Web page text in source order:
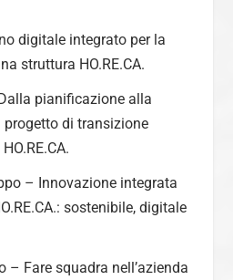
digitale integrato per la
struttura HO.RE.CA.
pianificazione alla
di transizione
– Innovazione integrata
sostenibile, digitale
– Fare squadra nell’azienda